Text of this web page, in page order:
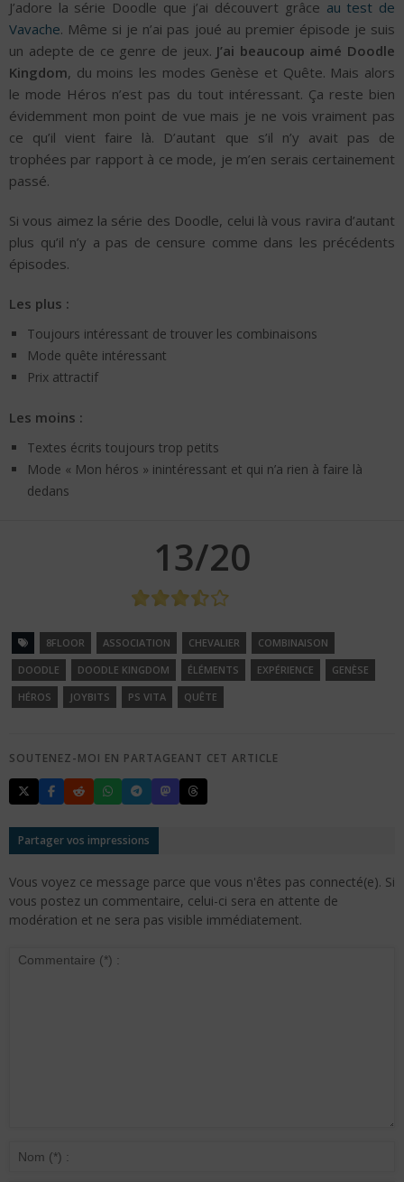
J’adore la série Doodle que j’ai découvert grâce au test de
Vavache. Même si je n’ai pas joué au premier épisode je suis
un adepte de ce genre de jeux. J’ai beaucoup aimé Doodle
Kingdom, du moins les modes Genèse et Quête. Mais alors
le mode Héros n’est pas du tout intéressant. Ça reste bien
évidemment mon point de vue mais je ne vois vraiment pas
ce qu’il vient faire là. D’autant que s’il n’y avait pas de
trophées par rapport à ce mode, je m’en serais certainement
passé.
Si vous aimez la série des Doodle, celui là vous ravira d’autant
plus qu’il n’y a pas de censure comme dans les précédents
épisodes.
Les plus :
Toujours intéressant de trouver les combinaisons
Mode quête intéressant
Prix attractif
Les moins :
Textes écrits toujours trop petits
Mode « Mon héros » inintéressant et qui n’a rien à faire là
dedans
13/20
8FLOOR ASSOCIATION CHEVALIER
COMBINAISON
DOODLE
DOODLE KINGDOM ÉLÉMENTS EXPÉRIENCE
GENÈSE
HÉROS
JOYBITS PS VITA QUÊTE
SOUTENEZ-MOI EN PARTAGEANT CET ARTICLE
Partager vos impressions
Vous voyez ce message parce que vous n'êtes pas connecté(e). Si
vous postez un commentaire, celui-ci sera en attente de
modération et ne sera pas visible immédiatement.